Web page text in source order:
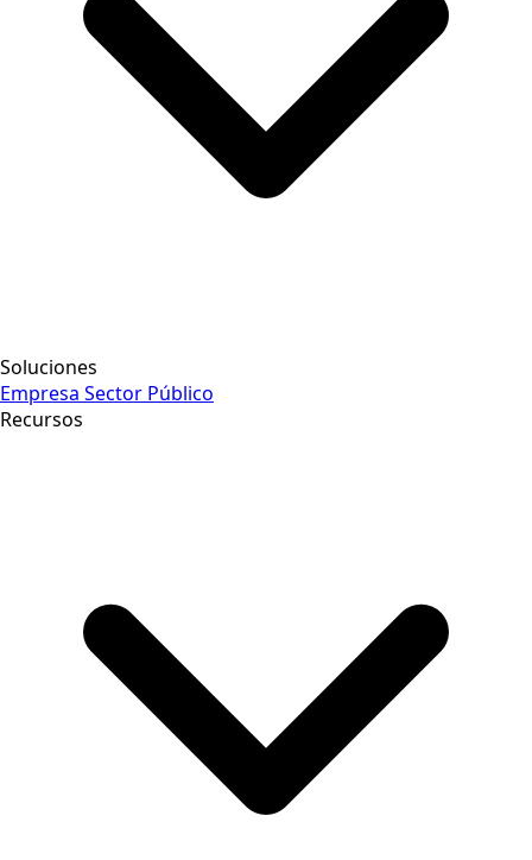
Soluciones
Empresa Sector Público
Recursos